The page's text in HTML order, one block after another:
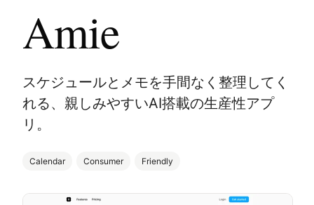
Amie
スケジュールとメモを手間なく整理してく
れる、親しみやすいAI搭載の生産性アプ
リ。
Calendar Consumer Friendly